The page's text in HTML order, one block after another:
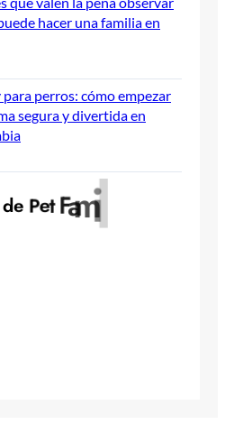
hacer una familia en
perros: cómo empezar
segura y divertida en
de PetFamil